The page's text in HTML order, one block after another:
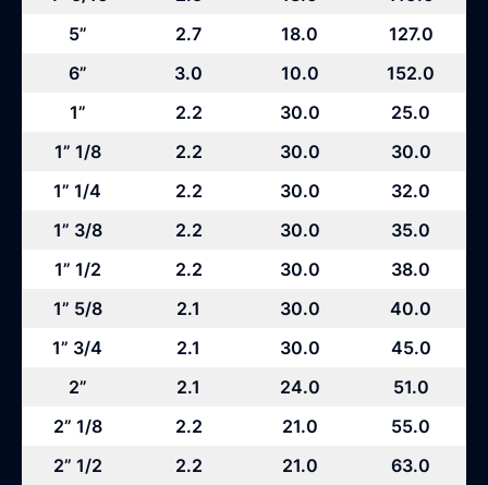
5”
2.7 18.0
127.0
6”
3.0 10.0
152.0
1”
2.2 30.0
25.0
1” 1/8
2.2 30.0
30.0
1” 1/4
2.2 30.0
32.0
1” 3/8
2.2 30.0
35.0
1” 1/2
2.2 30.0
38.0
1” 5/8
2.1 30.0
40.0
1” 3/4
2.1 30.0
45.0
2”
2.1 24.0
51.0
2” 1/8
2.2 21.0
55.0
2” 1/2
2.2 21.0 63.0